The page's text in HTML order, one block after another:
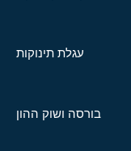
עגלת תינוקות
בורסה ושוק ההון